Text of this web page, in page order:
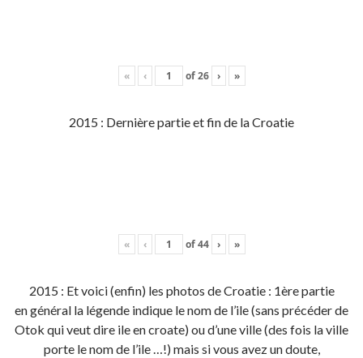
« ‹ of26 › »
2015 : Dernière partie et fin de la Croatie
« ‹ of44 › »
2015 : Et voici (enfin) les photos de Croatie : 1ère partie
en général la légende indique le nom de l’ile (sans précéder de
Otok qui veut dire ile en croate) ou d’une ville (des fois la ville
porte le nom de l’ile …!) mais si vous avez un doute,